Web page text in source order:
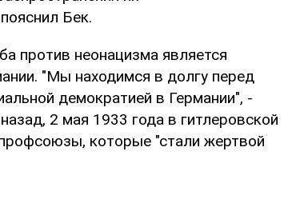
Бек.
против неонацизма является
"Мы находимся в долгу перед
демократией в Германии", -
2 мая 1933 года в гитлеровской
которые "стали жертвой